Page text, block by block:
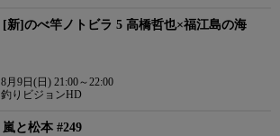
[新]のべ竿ノトビラ 5 高橋哲也×福江島の海
8月9日(日) 21:00～22:00
釣りビジョンHD
嵐と松本 #249